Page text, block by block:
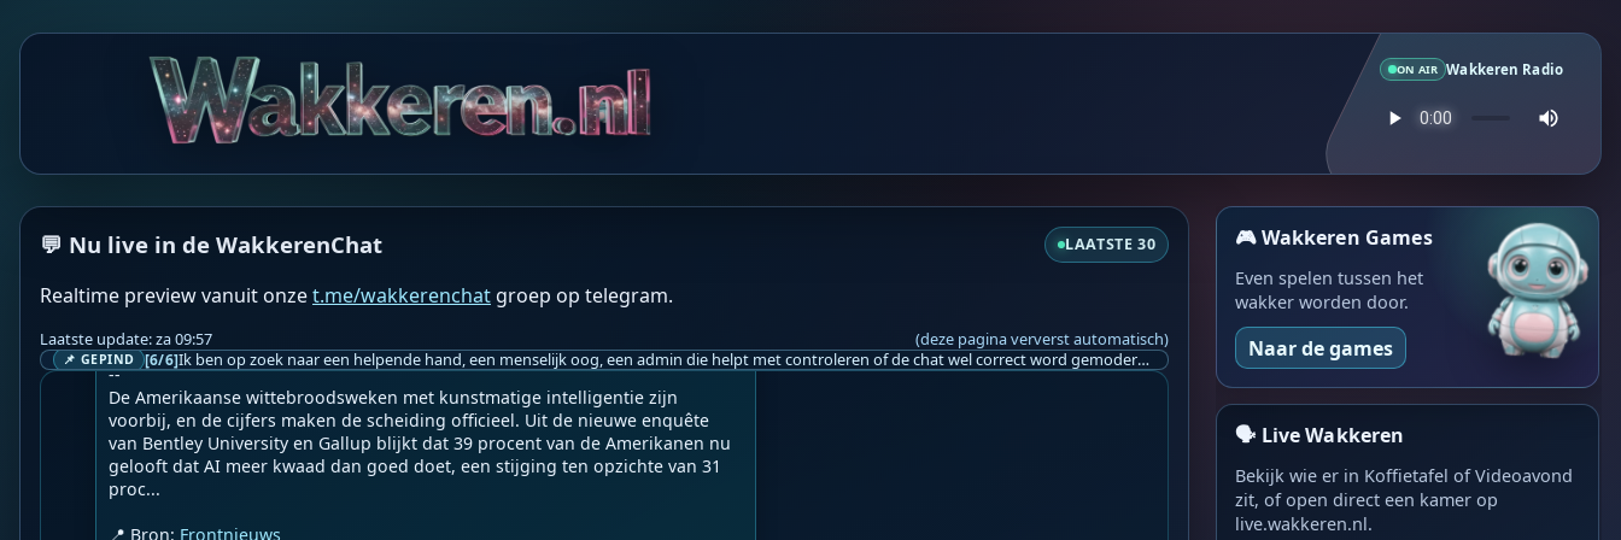
ON AIR Wakkeren Radio
💬 Nu live in de WakkerenChat LAATSTE 30
Realtime preview vanuit onzet.me/wakkerenchat groep op telegram.
Laatste update: za 09:57 (deze pagina ververst automatisch)
📌 GEPIND [6/6] Ik ben op zoek naar een helpende hand, een menselijk oog, een admin die helpt met controleren of de chat wel correct word gemodereerd word door NoMoSpam. 98% gaat automatisch goed, toch ik dit nooit helemaal loslaten en moet er altijd een mens mee blijven opletten bij elke beslissing die gemaakt word. Waar bestaan de werkzaamheden uit? Mee kijken in admin log kanaal naar alle drugs/porno/scams die voorbij komen en in het geval van een randgevalletje, ingrijpen en b.v. een verwijderd maar wel toegestaan bericht terug plaatsen met een druk op de knop. tsja zo banaal en simpel is het gesteld.. Word je hier blij van? Nee. Strookt het je ego? Nee. Word je er beter van? Nee. Kost het veel tijd? Totaal niet, consistentie en regelmaat is belangrijker dan 'er even voor kunnen gaan zitten'.. het werk is in een paar seconden gepiept.. je checkt puur of AI de juiste beslissing heeft gemaakt.. …
☀️Frontnieuws☀️
Vijftien manieren waarop AI een bedreiging vormt voor de mensheid, en d
e overgrote meerderheid kent er slechts vijf
Geupload door: De Wakkeren Chat
--
De Amerikaanse wittebroodsweken met kunstmatige intelligentie zijn
voorbij, en de cijfers maken de scheiding officieel. Uit de nieuwe enquête
van Bentley University en Gallup blijkt dat 39 procent van de Amerikanen nu
gelooft dat AI meer kwaad dan goed doet, een stijging ten opzichte van 31
proc...
📍 Bron: Frontnieuws
🎮 Wakkeren Games
Even spelen tussen het
wakker worden door.
Naar de games
🗣️ Live Wakkeren
Bekijk wie er in Koffietafel of Videoavond
zit, of open direct een kamer op
live.wakkeren.nl.